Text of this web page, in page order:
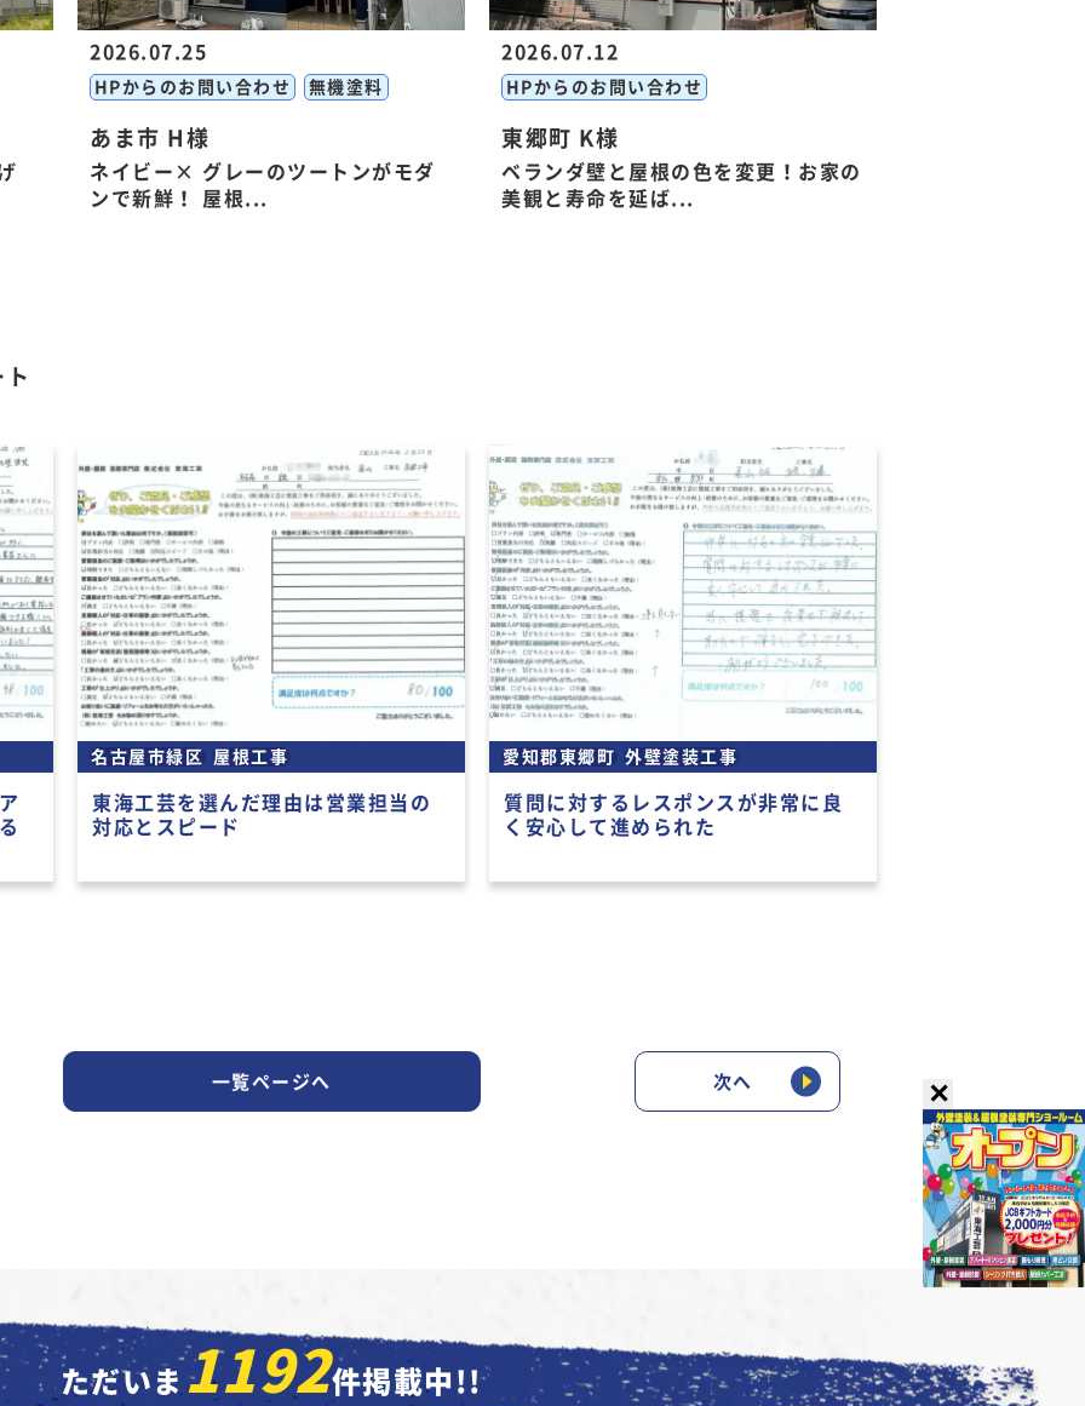
2026.07.25
HPからのお問い合わせ 無機塗料
あま市 H様
ネイビー× グレーのツートンがモダ
ンで新鮮！ 屋根...
2026.07.12
HPからのお問い合わせ
東郷町 K様
ベランダ壁と屋根の色を変更！お家の
美観と寿命を延ば...
名古屋市緑区 屋根工事
東海工芸を選んだ理由は営業担当の
対応とスピード
愛知郡東郷町 外壁塗装工事
質問に対するレスポンスが非常に良
く安心して進められた
一覧ページへ 次へ
ただいま1192件掲載中!!
✕